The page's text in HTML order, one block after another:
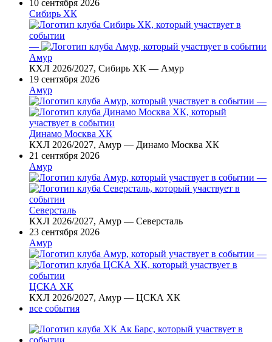
10 сентября 2026
Сибирь ХК
—
Амур
КХЛ 2026/2027, Сибирь ХК — Амур
19 сентября 2026
Амур
—
Динамо Москва ХК
КХЛ 2026/2027, Амур — Динамо Москва ХК
21 сентября 2026
Амур
—
Северсталь
КХЛ 2026/2027, Амур — Северсталь
23 сентября 2026
Амур
—
ЦСКА ХК
КХЛ 2026/2027, Амур — ЦСКА ХК
все события